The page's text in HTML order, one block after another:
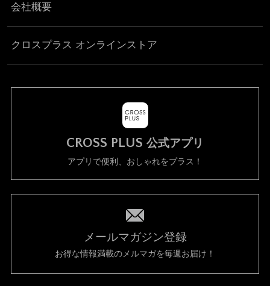
会社概要
クロスプラス オンラインストア
CROSS PLUS 公式アプリ
アプリで便利、おしゃれをプラス！
メールマガジン登録
お得な情報満載のメルマガを毎週お届け！